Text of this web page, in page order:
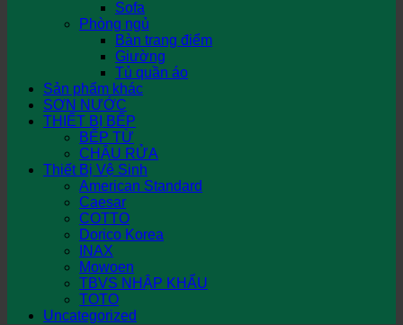
Sofa
Phòng ngủ
Bàn trang điểm
Giường
Tủ quần áo
Sản phẩm khác
SƠN NƯỚC
THIẾT BỊ BẾP
BẾP TỪ
CHẬU RỬA
Thiết Bị Vệ Sinh
American Standard
Caesar
COTTO
Dorico Korea
INAX
Mowoen
TBVS NHẬP KHẨU
TOTO
Uncategorized